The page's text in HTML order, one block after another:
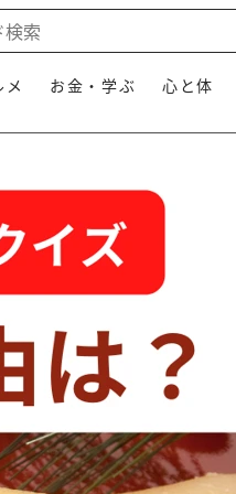
お金・学ぶ 心と体